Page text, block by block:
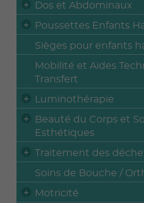
Dos et Abdominaux
Poussettes Enfants
Sièges pour enfants
Mobilité et Aides
Transfert
Luminothérapie
Beauté du Corps et
Esthétiques
Traitement des
Soins de Bouche /
Motricité